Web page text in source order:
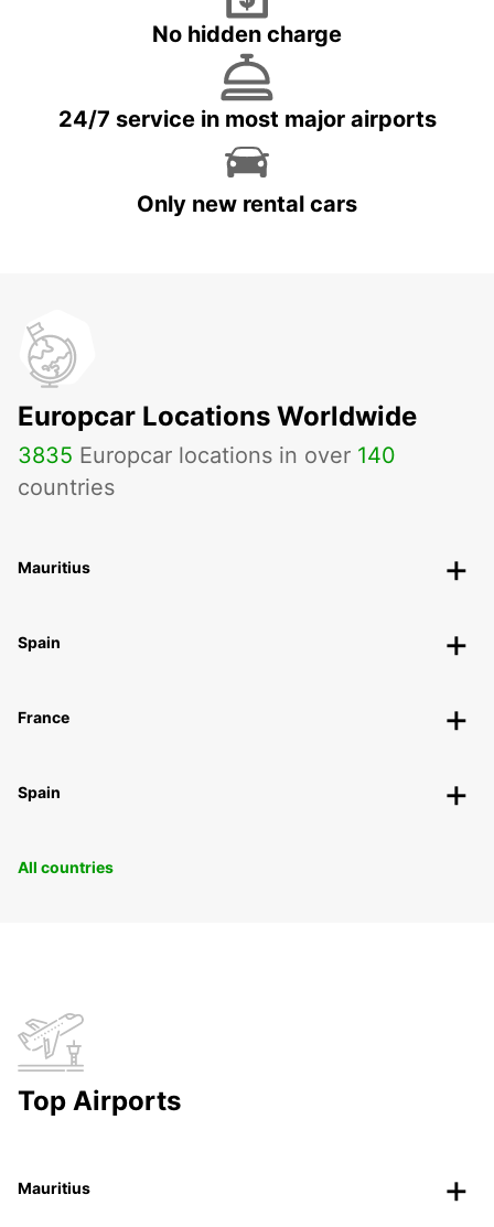
No hidden charge
24/7 service in most major airports
Only new rental cars
Europcar Locations Worldwide
3835 Europcar locations in over 140
countries
Mauritius
Spain
France
Spain
All countries
Top Airports
Mauritius